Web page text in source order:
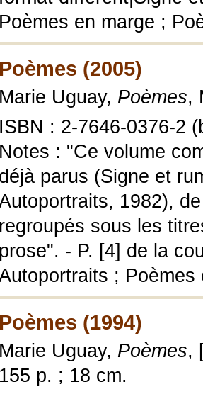
Poèmes en marge ;
Poèmes (2005)
Marie Uguay, Poèmes,
ISBN : 2-7646-0376-2
Notes : "Ce volume
déjà parus (Signe et
1982),
regroupés sous les
prose". - P. [4] de la
;
Poèmes (1994)
Marie Uguay, Poèmes,
155 p. ; 18 cm.